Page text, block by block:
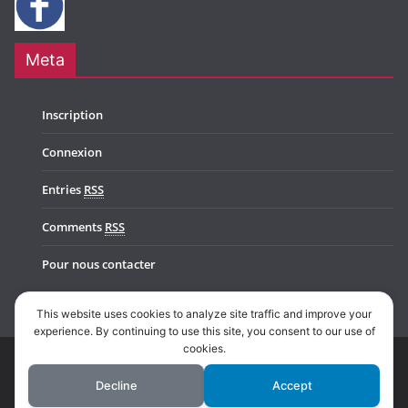
Meta
Inscription
Connexion
Entries RSS
Comments RSS
Pour nous contacter
Copyright © 2026Music In Belgium. All rights reserved.
ColorMag Pro by ThemeGrill. Powered by
This website uses cookies to analyze site traffic and improve your
experience. By continuing to use this site, you consent to our use of
cookies.
Decline Accept